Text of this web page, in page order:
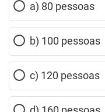
a) 80 pessoas
b) 100 pessoas
c) 120 pessoas